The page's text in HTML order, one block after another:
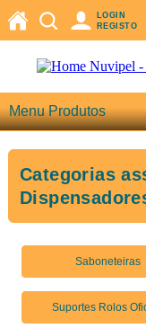
LOGIN
REGISTO
Menu Produtos
Categorias
Saboneteiras
Suportes Rolos